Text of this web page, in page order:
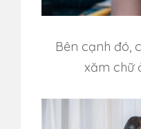
Bên cạnh đó,
xăm chữ